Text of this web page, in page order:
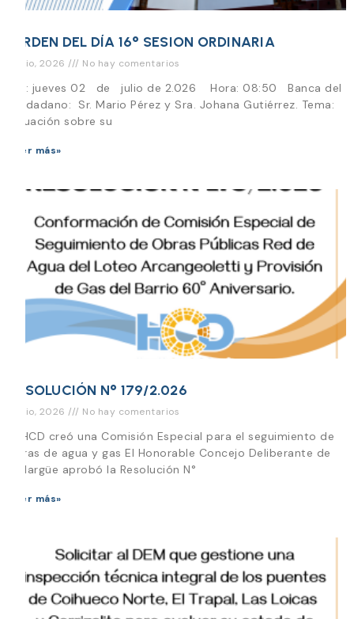
ORDEN DEL DÍA 16° SESION ORDINARIA
1 julio, 2026 No hay comentarios
Día: jueves 02 de julio de 2.026 Hora: 08:50 Banca del
Ciudadano: Sr. Mario Pérez y Sra. Johana Gutiérrez. Tema:
Situación sobre su
Leer más»
RESOLUCIÓN N° 179/2.026
1 julio, 2026 No hay comentarios
El HCD creó una Comisión Especial para el seguimiento de
obras de agua y gas El Honorable Concejo Deliberante de
Malargüe aprobó la Resolución N°
Leer más»